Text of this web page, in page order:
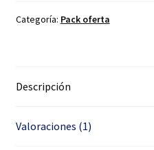
Categoría: Pack oferta
Descripción
Valoraciones (1)